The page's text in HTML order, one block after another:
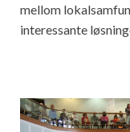
mellom
interessante